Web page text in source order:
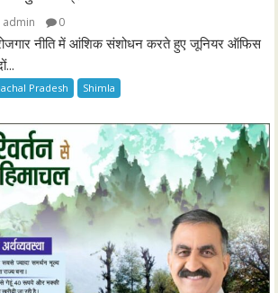
admin 0
नीति में आंशिक संशोधन करते हुए जूनियर ऑफिस
Pradesh Shimla